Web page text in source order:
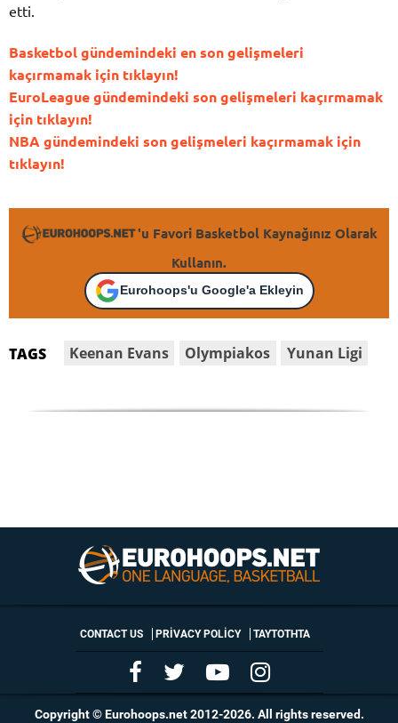
etti.
Basketbol gündemindeki en son gelişmeleri
kaçırmamak için tıklayın!
EuroLeague gündemindeki son gelişmeleri kaçırmamak
için tıklayın!
NBA gündemindeki son gelişmeleri kaçırmamak için
tıklayın!
'u Favori Basketbol Kaynağınız Olarak
Kullanın.
Eurohoops'u Google'a Ekleyin
TAGS Keenan Evans Olympiakos Yunan Ligi
CONTACT US PRIVACY POLICY ΤΑΥΤΟΤΗΤΑ
Copyright © Eurohoops.net 2012-2026. All rights reserved.